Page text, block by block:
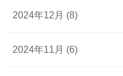
2024年12月 (8)
2024年11月 (6)